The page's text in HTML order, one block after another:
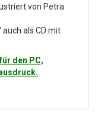
von Petra
auch als CD mit
den PC,